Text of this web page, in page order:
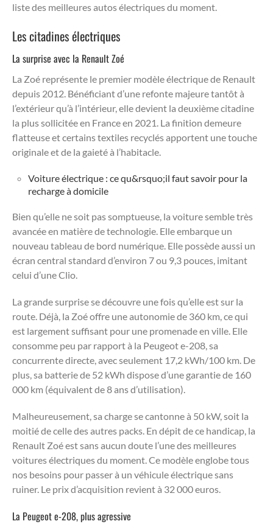
liste des meilleures autos électriques du moment.
Les citadines électriques
La surprise avec la Renault Zoé
La Zoé représente le premier modèle électrique de Renault
depuis 2012. Bénéficiant d’une refonte majeure tantôt à
l’extérieur qu’à l’intérieur, elle devient la deuxième citadine
la plus sollicitée en France en 2021. La finition demeure
flatteuse et certains textiles recyclés apportent une touche
originale et de la gaieté à l’habitacle.
Voiture électrique : ce qu&rsquo;il faut savoir pour la
recharge à domicile
Bien qu’elle ne soit pas somptueuse, la voiture semble très
avancée en matière de technologie. Elle embarque un
nouveau tableau de bord numérique. Elle possède aussi un
écran central standard d’environ 7 ou 9,3 pouces, imitant
celui d’une Clio.
La grande surprise se découvre une fois qu’elle est sur la
route. Déjà, la Zoé offre une autonomie de 360 km, ce qui
est largement suffisant pour une promenade en ville. Elle
consomme peu par rapport à la Peugeot e-208, sa
concurrente directe, avec seulement 17,2 kWh/100 km. De
plus, sa batterie de 52 kWh dispose d’une garantie de 160
000 km (équivalent de 8 ans d’utilisation).
Malheureusement, sa charge se cantonne à 50 kW, soit la
moitié de celle des autres packs. En dépit de ce handicap, la
Renault Zoé est sans aucun doute l’une des meilleures
voitures électriques du moment. Ce modèle englobe tous
nos besoins pour passer à un véhicule électrique sans
ruiner. Le prix d’acquisition revient à 32 000 euros.
La Peugeot e-208, plus agressive